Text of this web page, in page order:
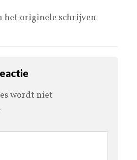
het originele schrijven
wordt niet